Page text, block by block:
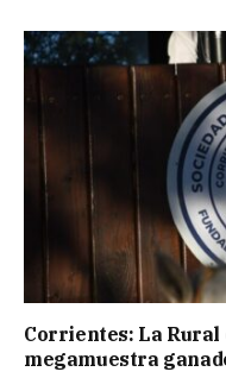
Corrientes: La Rural
megamuestra